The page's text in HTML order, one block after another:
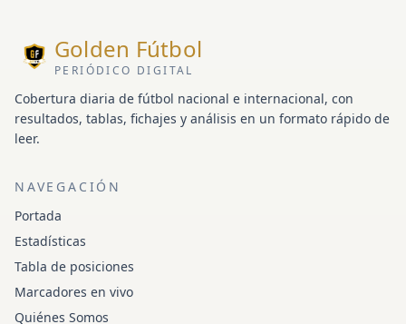
Golden Fútbol
PERIÓDICO DIGITAL
Cobertura diaria de fútbol nacional e internacional, con
resultados, tablas, fichajes y análisis en un formato rápido de
leer.
NAVEGACIÓN
Portada
Estadísticas
Tabla de posiciones
Marcadores en vivo
Quiénes Somos